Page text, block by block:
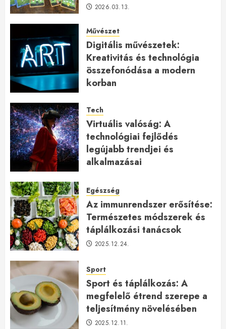
2026.03.13.
Művészet
Digitális művészetek:
Kreativitás és technológia
összefonódása a modern
korban
Tech
Virtuális valóság: A
technológiai fejlődés
legújabb trendjei és
alkalmazásai
Egészség
Az immunrendszer erősítése:
Természetes módszerek és
táplálkozási tanácsok
2025.12.24.
Sport
Sport és táplálkozás: A
megfelelő étrend szerepe a
teljesítmény növelésében
2025.12.11.